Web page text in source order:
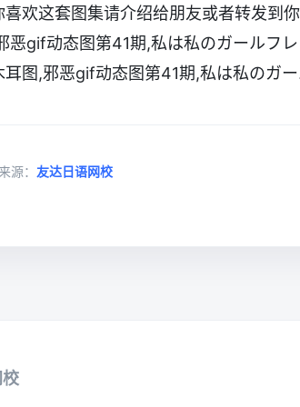
喜欢这套图集请介绍给朋友或者转发到
恶gif动态图第41期,私は私のガールフ
耳图,邪恶gif动态图第41期,私は私のガ
源： 友达日语网校